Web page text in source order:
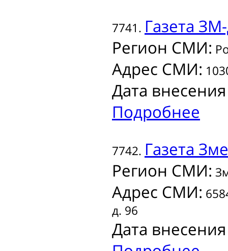
7741. Газета
Регион СМИ:
Адрес СМИ:
Дата
Подробнее
7742. Газета
Регион СМИ:
Адрес СМИ:
д. 96
Дата